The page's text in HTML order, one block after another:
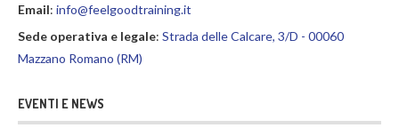
Email: info@feelgoodtraining.it
Sede operativa e legale: Strada delle Calcare, 3/D - 00060
Mazzano Romano (RM)
EVENTI E NEWS